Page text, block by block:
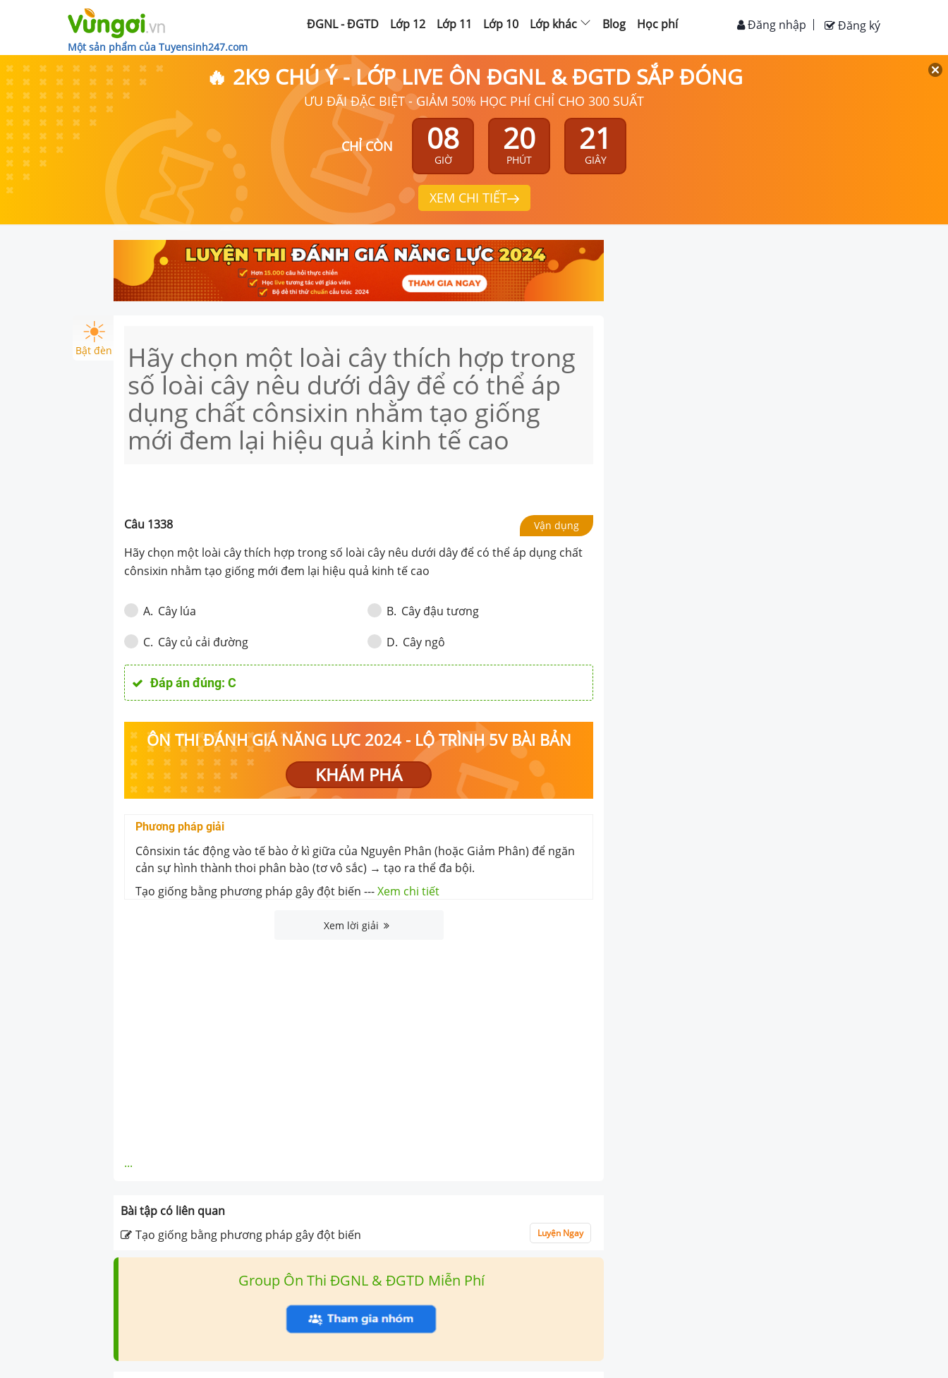
Một sản phẩm của Tuyensinh247.com
ĐGNL - ĐGTD Lớp 12 Lớp 11 Lớp 10 Lớp khác Blog Học phí Đăng ký
Đăng nhập
🔥 2K9 CHÚ Ý - LỚP LIVE ÔN ĐGNL & ĐGTD SẮP ĐÓNG
ƯU ĐÃI ĐẶC BIỆT - GIẢM 50% HỌC PHÍ CHỈ CHO 300 SUẤT
CHỈ CÒN 08
GIỜ
20
PHÚT
20
GIÂY
XEM CHI TIẾT
Bật đèn Hãy chọn một loài cây thích hợp trong
số loài cây nêu dưới dây để có thể áp
dụng chất cônsixin nhằm tạo giống
mới đem lại hiệu quả kinh tế cao
Câu 1338 Vận dụng
Hãy chọn một loài cây thích hợp trong số loài cây nêu dưới dây để có thể áp dụng chất
cônsixin nhằm tạo giống mới đem lại hiệu quả kinh tế cao
A. Cây lúa B. Cây đậu tương
C. Cây củ cải đường D. Cây ngô
Đáp án đúng:C
ÔN THI ĐÁNH GIÁ NĂNG LỰC 2024 - LỘ TRÌNH 5V BÀI BẢN
KHÁM PHÁ
Phương pháp giải
Cônsixin tác động vào tế bào ở kì giữa của Nguyên Phân (hoặc Giảm Phân) để ngăn
cản sự hình thành thoi phân bào (tơ vô sắc) → tạo ra thể đa bội.
Tạo giống bằng phương pháp gây đột biến ---Xem chi tiết
Xem lời giải
...
Bài tập có liên quan
Tạo giống bằng phương pháp gây đột biến
Luyện Ngay
Group Ôn Thi ĐGNL & ĐGTD Miễn Phí